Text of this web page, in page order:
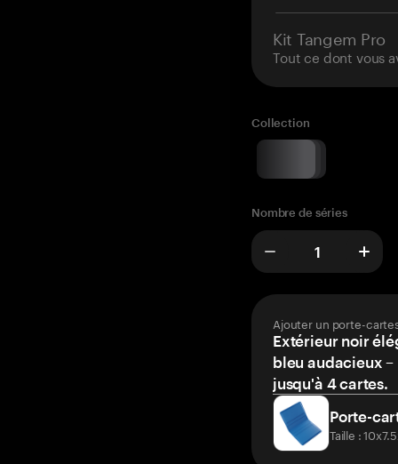
Kit Tangem Pro
Tout ce dont vous
Collection
Nombre de séries
Ajouter un porte-
Extérieur noir
bleu audacieux
jusqu'à 4 cartes.
Porte-
Taille :